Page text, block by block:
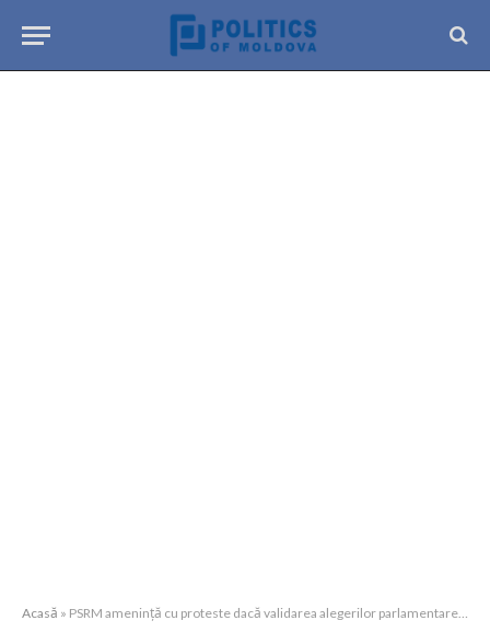
Acasă » PSRM amenință cu proteste dacă validarea alegerilor parlamentare va fi aprobată